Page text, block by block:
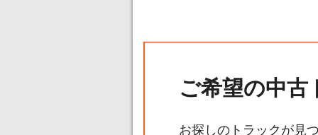
ご希望の中
お探しのトラックが見